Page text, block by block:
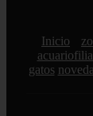
Inicio
gatos